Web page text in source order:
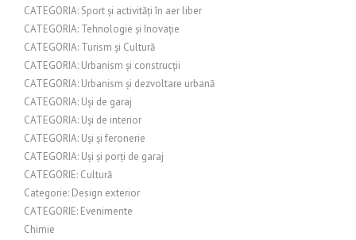
CATEGORIA: Sport și activități în aer liber
CATEGORIA: Tehnologie și Inovație
CATEGORIA: Turism și Cultură
CATEGORIA: Urbanism și construcții
CATEGORIA: Urbanism și dezvoltare urbană
CATEGORIA: Uși de garaj
CATEGORIA: Uși de interior
CATEGORIA: Uși și feronerie
CATEGORIA: Uși și porți de garaj
CATEGORIE: Cultură
Categorie: Design exterior
CATEGORIE: Evenimente
Chimie